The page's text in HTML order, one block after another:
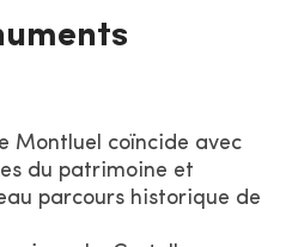
Montluel coïncide avec
du patrimoine et
parcours historique de